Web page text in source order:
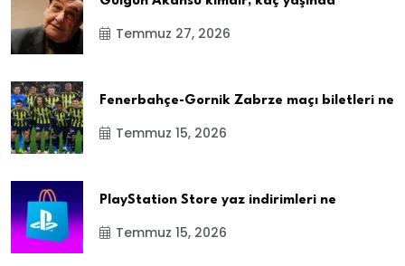
Temmuz 27, 2026
Fenerbahçe-Gornik Zabrze maçı biletleri ne
Temmuz 15, 2026
PlayStation Store yaz indirimleri ne
Temmuz 15, 2026